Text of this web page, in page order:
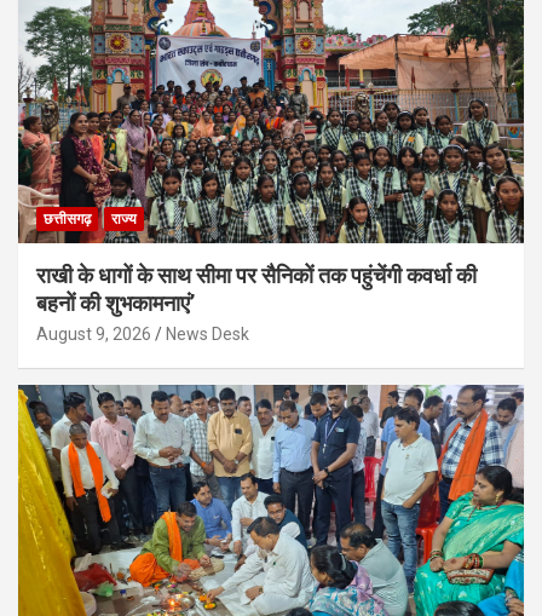
छत्तीसगढ़ राज्य
राखी के धागों के साथ सीमा पर सैनिकों तक पहुंचेंगी कवर्धा की
बहनों की शुभकामनाएं’
August 9, 2026 News Desk